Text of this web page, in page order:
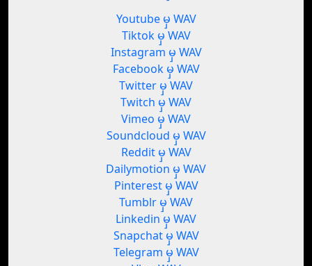
Youtube မှ WAV
Tiktok မှ WAV
Instagram မှ WAV
Facebook မှ WAV
Twitter မှ WAV
Twitch မှ WAV
Vimeo မှ WAV
Soundcloud မှ WAV
Reddit မှ WAV
Dailymotion မှ WAV
Pinterest မှ WAV
Tumblr မှ WAV
Linkedin မှ WAV
Snapchat မှ WAV
Telegram မှ WAV